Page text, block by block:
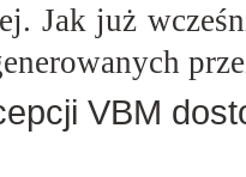
Jak już
VBM